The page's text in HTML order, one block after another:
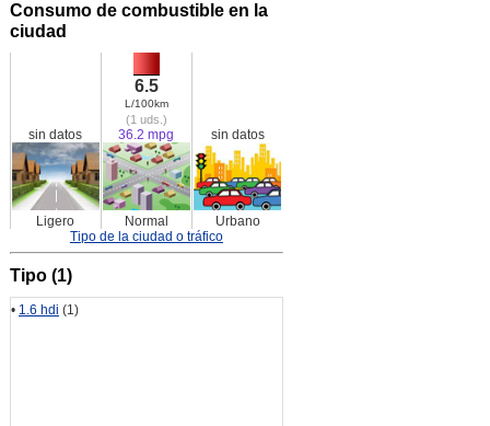
Consumo de combustible en la
ciudad
sin datos
6.5
L/100km
(1 uds.)
36.2 mpg sin datos
Ligero Normal
Urbano
Tipo de la ciudad o tráfico
Tipo (1)
• 1.6 hdi (1)